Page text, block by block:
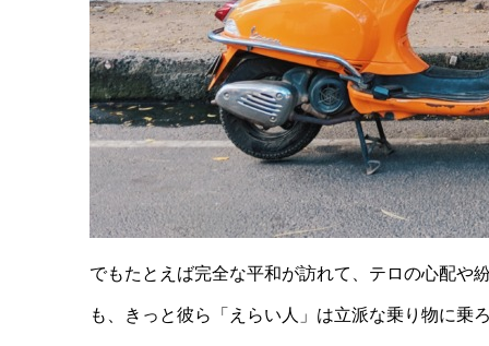
でもたとえば完全な平和が訪れて、テロの心配や
も、きっと彼ら「えらい人」は立派な乗り物に乗